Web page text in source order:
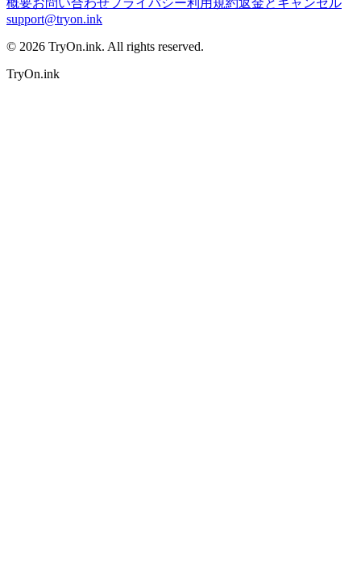
support@tryon.ink
© 2026 TryOn.ink. All rights reserved.
TryOn.ink